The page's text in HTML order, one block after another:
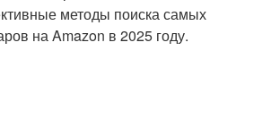
методы поиска самых
на Amazon в 2025 году.